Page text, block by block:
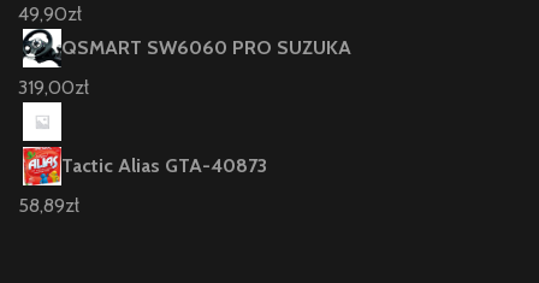
49,90zł
QSMART SW6060 PRO SUZUKA
319,00zł
Tactic Alias GTA-40873
58,89zł